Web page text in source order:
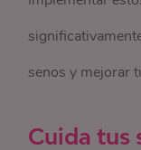
senos y mejorar
Cuida tus